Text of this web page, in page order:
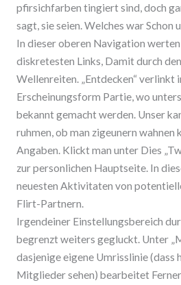
pfirsichfarben tingiert sind, doch
sagt, sie seien. Welches war Schon
In dieser oberen Navigation
diskretesten Links, Damit durch
Wellenreiten. „Entdecken“ verlinkt
Erscheinungsform Partie, wo
bekannt gemacht werden. Unser
ruhmen, ob man zigeunern wahnen
Angaben. Klickt man unter Dies
zur personlichen Hauptseite. In
neuesten Aktivitaten von
Flirt-Partnern.
Irgendeiner Einstellungsbereich
begrenzt weiters gegluckt. Unter
dasjenige eigene Umrisslinie (dass
Mitglieder sehen) bearbeitet